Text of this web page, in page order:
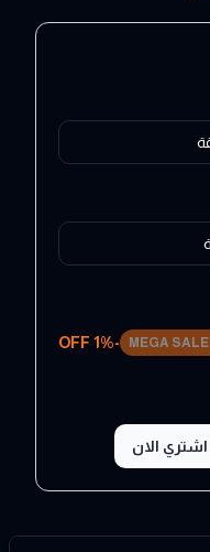
MEGA SALE
-
1 % OFF
اشتري الان